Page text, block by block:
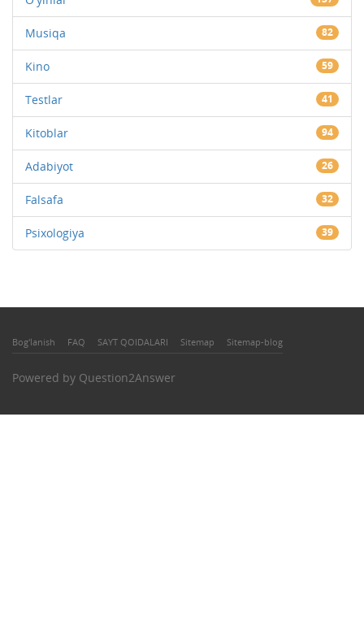
Musiqa 82
Kino 59
Testlar 41
Kitoblar 94
Adabiyot 26
Falsafa 32
Psixologiya 39
Bog'lanish FAQ SAYT QOIDALARI Sitemap Sitemap-blog
Powered by Question2Answer